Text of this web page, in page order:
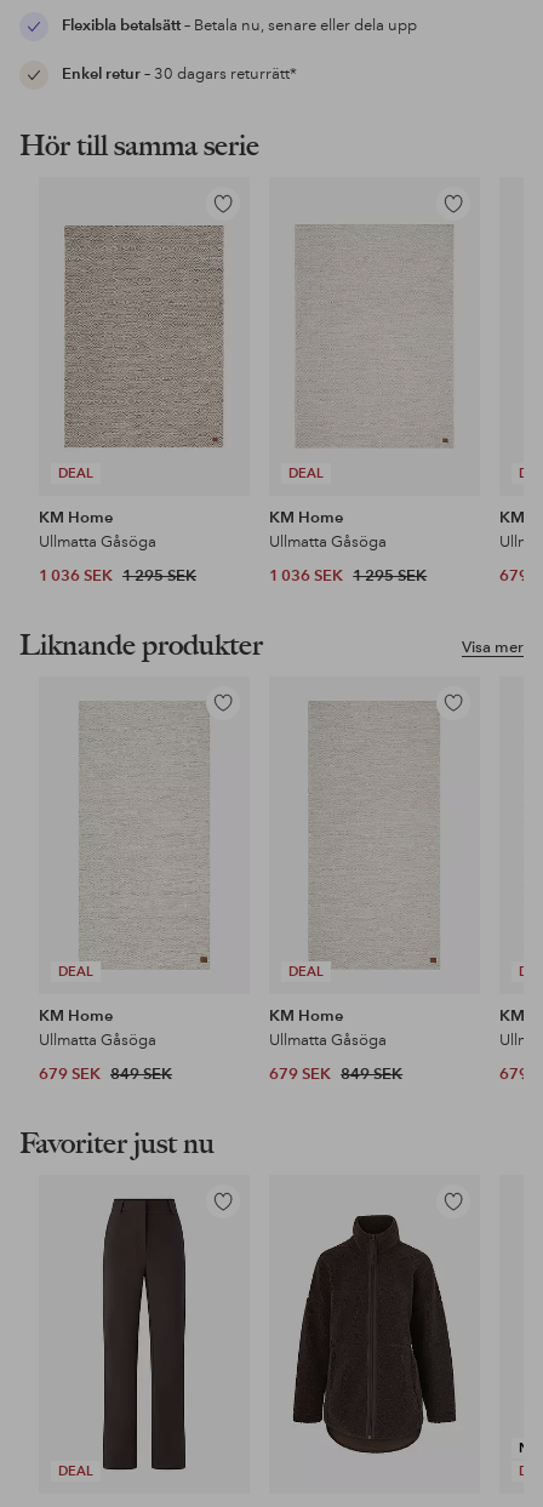
Flexibla betalsätt– Betala nu, senare eller dela upp
Enkel retur– 30 dagars returrätt*
Hör till samma serie
DEAL
Lägg
till
i
favoriter
KM Home
Ullmatta Gåsöga
1 036 SEK 1 295 SEK
DEAL
Lägg
till
i
favoriter
KM Home
Ullmatta Gåsöga
1 036 SEK 1 295 SEK
KM
679
Visa mer
Liknande produkter
DEAL
Lägg
till
i
favoriter
KM Home
Ullmatta Gåsöga
679 SEK 849 SEK
DEAL
Lägg
i
KM Home
Ullmatta Gåsöga
679 SEK 849 SEK
KM
679
Favoriter just nu
DEAL
Lägg
Lägg
favoriter